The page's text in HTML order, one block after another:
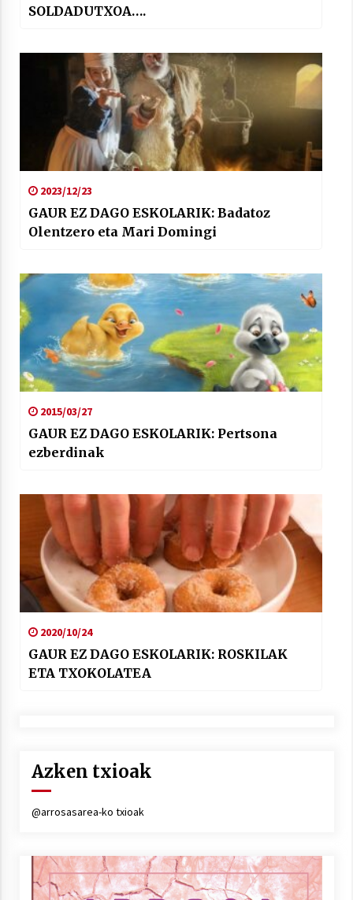
SOLDADUTXOA….
2023/12/23
GAUR EZ DAGO ESKOLARIK: Badatoz
Olentzero eta Mari Domingi
2015/03/27
GAUR EZ DAGO ESKOLARIK: Pertsona
ezberdinak
2020/10/24
GAUR EZ DAGO ESKOLARIK: ROSKILAK
ETA TXOKOLATEA
Azken txioak
@arrosasarea-ko txioak